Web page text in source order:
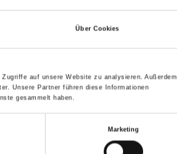
Über Cookies
auf unsere Website zu analysieren. Außerdem
Unsere Partner führen diese Informationen
gesammelt haben.
Marketing